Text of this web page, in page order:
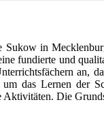
in
fundierte und
an,
das Lernen der
Aktivitäten. Die